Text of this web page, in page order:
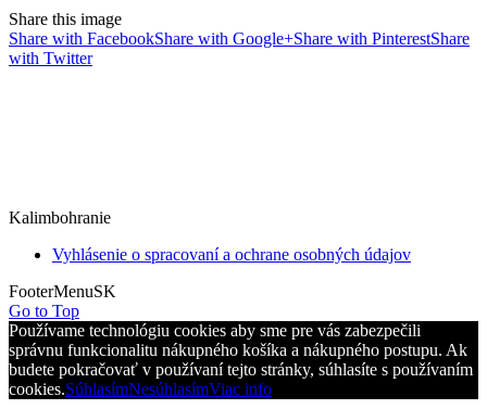
Share this image
Share with FacebookShare with Google+Share with PinterestShare
with Twitter
Kalimbohranie
Vyhlásenie o spracovaní a ochrane osobných údajov
FooterMenuSK
Go to Top
Používame technológiu cookies aby sme pre vás zabezpečili
správnu funkcionalitu nákupného košíka a nákupného postupu. Ak
budete pokračovať v používaní tejto stránky, súhlasíte s používaním
cookies.SúhlasímNesúhlasímViac info